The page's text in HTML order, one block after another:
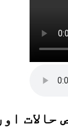
حالات